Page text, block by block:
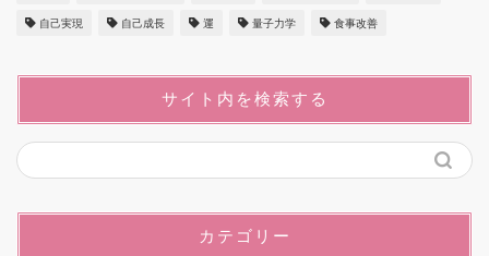
自己実現 自己成長 運 量子力学 食事改善
サイト内を検索する
カテゴリー